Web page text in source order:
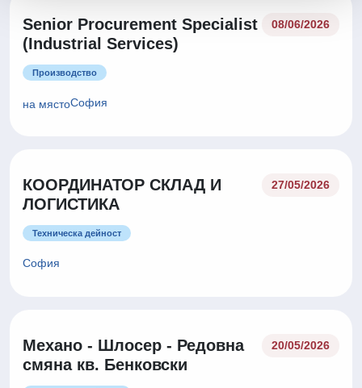
Senior Procurement Specialist
(Industrial Services)
08/06/2026
Производство
на мястоСофия
КООРДИНАТОР СКЛАД И
ЛОГИСТИКА
27/05/2026
Техническа дейност
София
Механо - Шлосер - Редовна
смяна кв. Бенковски
20/05/2026